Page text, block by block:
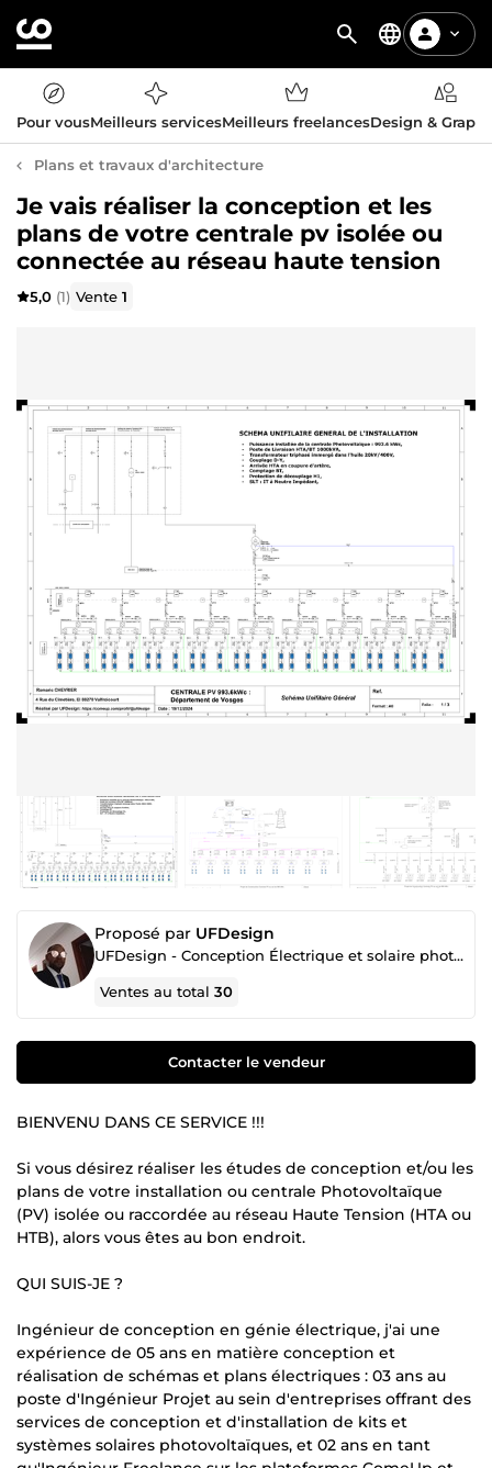
Pour vousMeilleurs servicesMeilleurs freelancesDesign &
Plans et travaux d'architecture
Je vais réaliser la conception et les
plans de votre centrale pv isolée ou
connectée au réseau haute tension
5,0 (1) Vente1
Proposé par UFDesign
UFDesign - Conception Électrique et solaire photovoltaïque - Programmation - Rédaction technique.
Ventes au total30
Contacter le vendeur
BIENVENU DANS CE SERVICE !!!
Si vous désirez réaliser les études de conception et/ou les
plans de votre installation ou centrale Photovoltaïque
(PV) isolée ou raccordée au réseau Haute Tension (HTA ou
HTB), alors vous êtes au bon endroit.
QUI SUIS-JE ?
Ingénieur de conception en génie électrique, j'ai une
expérience de 05 ans en matière conception et
réalisation de schémas et plans électriques : 03 ans au
poste d'Ingénieur Projet au sein d'entreprises offrant des
services de conception et d'installation de kits et
systèmes solaires photovoltaïques, et 02 ans en tant